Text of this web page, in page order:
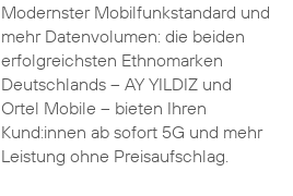
Modernster Mobilfunkstandard und
mehr Datenvolumen: die beiden
erfolgreichsten Ethnomarken
Deutschlands – AY YILDIZ und
Ortel Mobile – bieten Ihren
Kund:innen ab sofort 5G und mehr
Leistung ohne Preisaufschlag.